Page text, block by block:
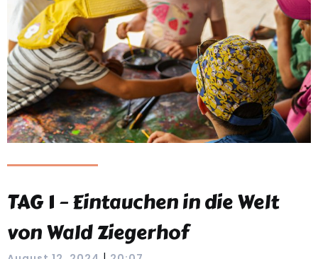
TAG 1 – Eintauchen in die Welt
von Wald Ziegerhof